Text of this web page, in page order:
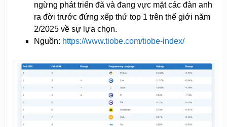
ngừng phát triển đã và đang vực mặt các đàn anh
ra đời trước đứng xếp thứ top 1 trên thế giới năm
2/2025 về sự lựa chọn.
Nguồn: https://www.tiobe.com/tiobe-index/